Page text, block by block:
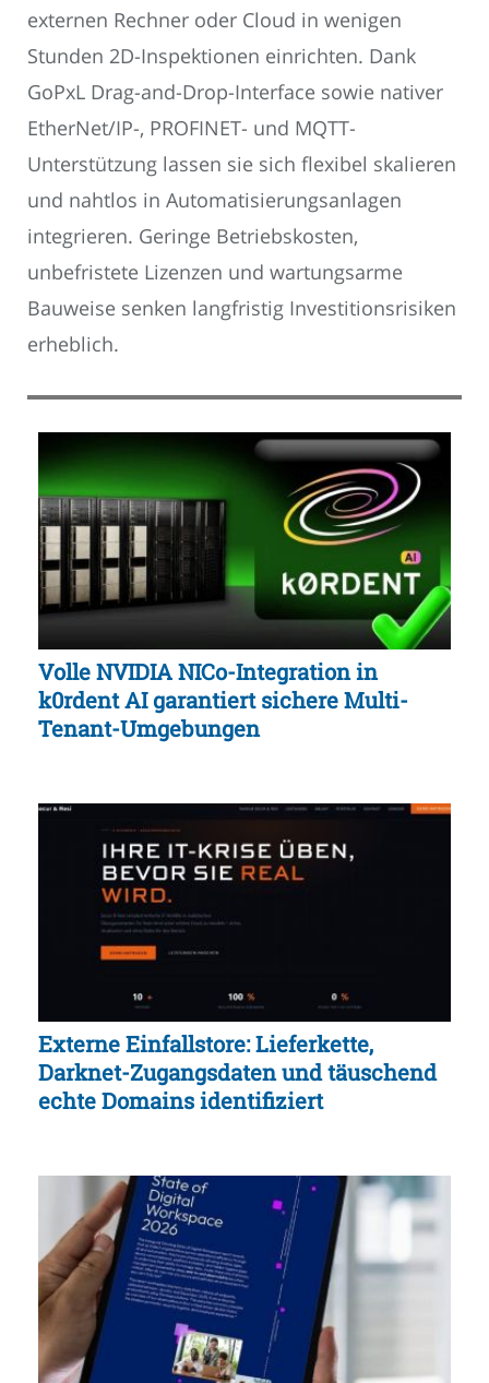
externen Rechner oder Cloud in wenigen
Stunden 2D-Inspektionen einrichten. Dank
GoPxL Drag-and-Drop-Interface sowie nativer
EtherNet/IP-, PROFINET- und MQTT-
Unterstützung lassen sie sich flexibel skalieren
und nahtlos in Automatisierungsanlagen
integrieren. Geringe Betriebskosten,
unbefristete Lizenzen und wartungsarme
Bauweise senken langfristig Investitionsrisiken
erheblich.
Volle NVIDIA NICo-Integration in
k0rdent AI garantiert sichere Multi-
Tenant-Umgebungen
Externe Einfallstore: Lieferkette,
Darknet-Zugangsdaten und täuschend
echte Domains identifiziert